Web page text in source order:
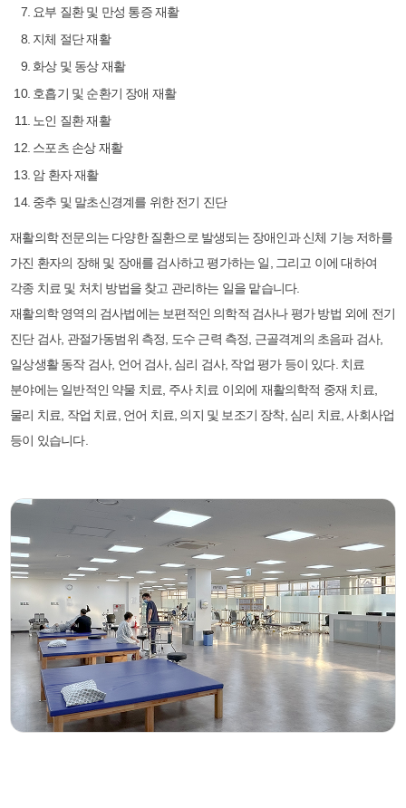
요부 질환 및 만성 통증 재활
지체 절단 재활
화상 및 동상 재활
호흡기 및 순환기 장애 재활
노인 질환 재활
스포츠 손상 재활
암 환자 재활
중추 및 말초신경계를 위한 전기 진단
재활의학 전문의는 다양한 질환으로 발생되는 장애인과 신체 기능 저하를
가진 환자의 장해 및 장애를 검사하고 평가하는 일, 그리고 이에 대하여
각종 치료 및 처치 방법을 찾고 관리하는 일을 맡습니다.
재활의학 영역의 검사법에는 보편적인 의학적 검사나 평가 방법 외에 전기
진단 검사, 관절가동범위 측정, 도수 근력 측정, 근골격계의 초음파 검사,
일상생활 동작 검사, 언어 검사, 심리 검사, 작업 평가 등이 있다. 치료
분야에는 일반적인 약물 치료, 주사 치료 이외에 재활의학적 중재 치료,
물리 치료, 작업 치료, 언어 치료, 의지 및 보조기 장착, 심리 치료, 사회사업
등이 있습니다.